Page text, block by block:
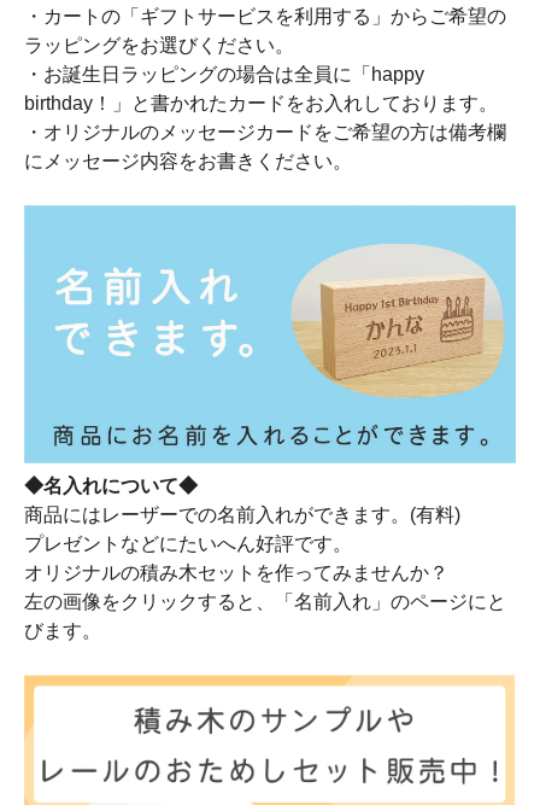
・カートの「ギフトサービスを利用する」からご希望の
ラッピングをお選びください。
・お誕生日ラッピングの場合は全員に「happy
birthday！」と書かれたカードをお入れしております。
・オリジナルのメッセージカードをご希望の方は備考欄
にメッセージ内容をお書きください。
◆名入れについて◆
商品にはレーザーでの名前入れができます。(有料)
プレゼントなどにたいへん好評です。
オリジナルの積み木セットを作ってみませんか？
左の画像をクリックすると、「名前入れ」のページにと
びます。